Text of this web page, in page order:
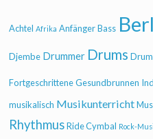
Achtel Afrika Anfänger Bass
Djembe Drummer Drums
Fortgeschrittene Gesundbrunnen
musikalisch Musikunterricht
Rhythmus Ride Cymbal Rock-